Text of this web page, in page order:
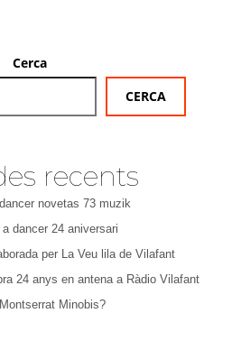
Cerca
CERCA
recents
novetas 73 muzik
dancer 24 aniversari
per La Veu lila de Vilafant
24 anys en antena a Ràdio Vilafant
Minobis?